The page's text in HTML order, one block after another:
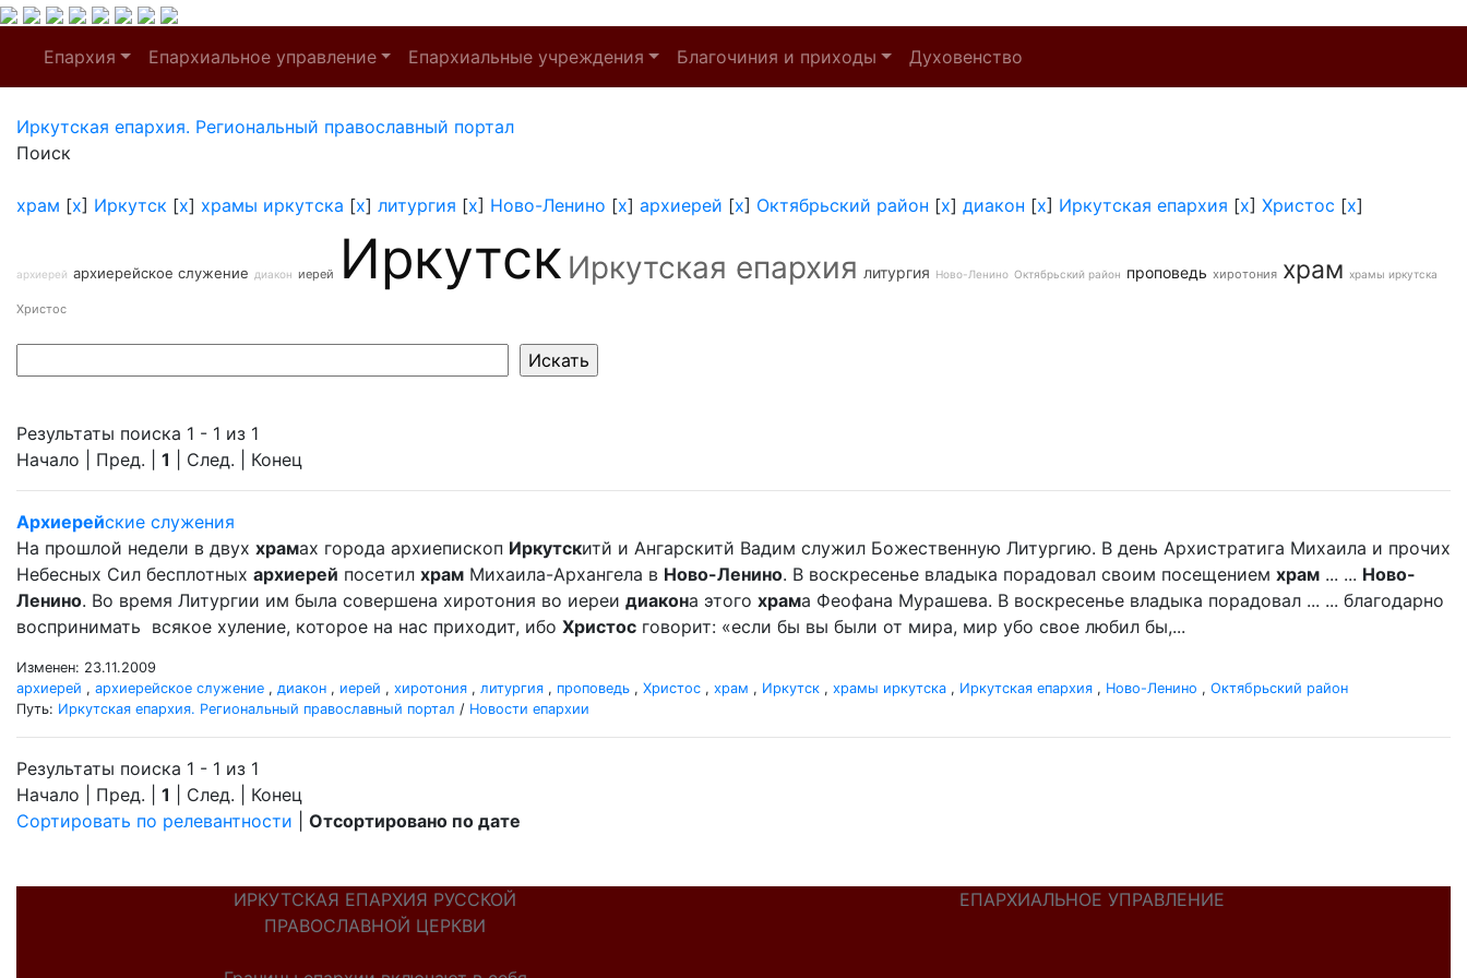
Епархия Епархиальное управление Епархиальные учреждения Благочиния и приходы Духовенство
Иркутская епархия. Региональный православный портал
Поиск
храм [x] Иркутск [x] храмы иркутска [x] литургия [x] Ново-Ленино [x] архиерей [x] Октябрьский район [x] диакон [x] Иркутская епархия [x] Христос [x]
архиерей архиерейское служение диакон иерей Иркутск Иркутская епархия литургия Ново-Ленино Октябрьский район проповедь хиротония храм храмы иркутска
Христос
Результаты поиска 1 - 1 из 1
Начало | Пред. | 1 | След. | Конец
Архиерейские служения
На прошлой недели в двух храмах города архиепископ Иркутскитй и Ангарскитй Вадим служил Божественную Литургию. В день Архистратига Михаила и прочих
Небесных Сил бесплотных архиерей посетил храм Михаила-Архангела в Ново-Ленино. В воскресенье владыка порадовал своим посещением храм ... ... Ново-
Ленино. Во время Литургии им была совершена хиротония во иереи диакона этого храма Феофана Мурашева. В воскресенье владыка порадовал ... ... благодарно
воспринимать всякое хуление, которое на нас приходит, ибо Христос говорит: «если бы вы были от мира, мир убо свое любил бы,...
Изменен: 23.11.2009
архиерей , архиерейское служение , диакон , иерей , хиротония , литургия , проповедь , Христос , храм , Иркутск , храмы иркутска , Иркутская епархия , Ново-Ленино , Октябрьский район
Путь: Иркутская епархия. Региональный православный портал / Новости епархии
Результаты поиска 1 - 1 из 1
Начало | Пред. | 1 | След. | Конец
Сортировать по релевантности
Отсортировано по дате
ИРКУТСКАЯ ЕПАРХИЯ РУССКОЙ
ПРАВОСЛАВНОЙ ЦЕРКВИ
ЕПАРХИАЛЬНОЕ УПРАВЛЕНИЕ